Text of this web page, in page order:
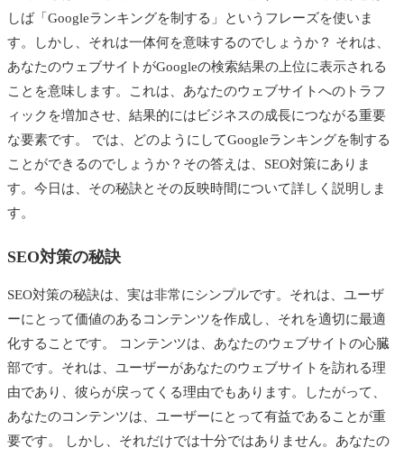
しば「Googleランキングを制する」というフレーズを使いま
す。しかし、それは一体何を意味するのでしょうか？ それは、
あなたのウェブサイトがGoogleの検索結果の上位に表示される
ことを意味します。これは、あなたのウェブサイトへのトラフ
ィックを増加させ、結果的にはビジネスの成長につながる重要
な要素です。 では、どのようにしてGoogleランキングを制する
ことができるのでしょうか？その答えは、SEO対策にありま
す。今日は、その秘訣とその反映時間について詳しく説明しま
す。
SEO対策の秘訣
SEO対策の秘訣は、実は非常にシンプルです。それは、ユーザ
ーにとって価値のあるコンテンツを作成し、それを適切に最適
化することです。 コンテンツは、あなたのウェブサイトの心臓
部です。それは、ユーザーがあなたのウェブサイトを訪れる理
由であり、彼らが戻ってくる理由でもあります。したがって、
あなたのコンテンツは、ユーザーにとって有益であることが重
要です。 しかし、それだけでは十分ではありません。あなたの